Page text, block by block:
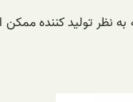
تولید کننده ممکن